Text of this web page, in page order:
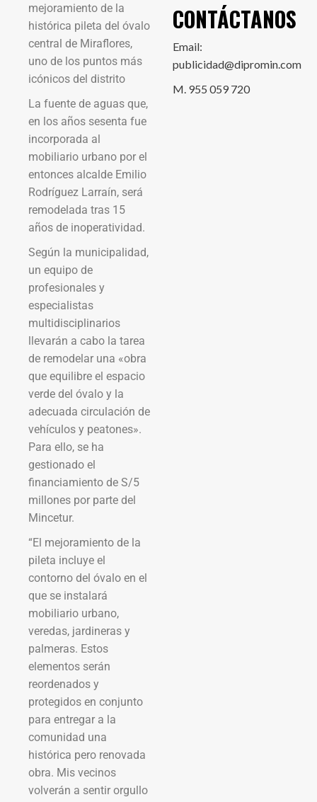
mejoramiento de la
histórica pileta del óvalo
central de Miraflores,
uno de los puntos más
icónicos del distrito
La fuente de aguas que,
en los años sesenta fue
incorporada al
mobiliario urbano por el
entonces alcalde Emilio
Rodríguez Larraín, será
remodelada tras 15
años de inoperatividad.
Según la municipalidad,
un equipo de
profesionales y
especialistas
multidisciplinarios
llevarán a cabo la tarea
de remodelar una «obra
que equilibre el espacio
verde del óvalo y la
adecuada circulación de
vehículos y peatones».
Para ello, se ha
gestionado el
financiamiento de S/5
millones por parte del
Mincetur.
“El mejoramiento de la
pileta incluye el
contorno del óvalo en el
que se instalará
mobiliario urbano,
veredas, jardineras y
palmeras. Estos
elementos serán
reordenados y
protegidos en conjunto
para entregar a la
comunidad una
histórica pero renovada
obra. Mis vecinos
volverán a sentir orgullo
CONTÁCTANOS
Email:
publicidad@dipromin.com
M. 955 059 720